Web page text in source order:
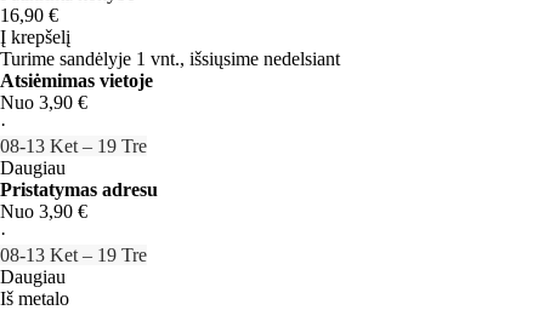
16,90 €
Į krepšelį
Turime sandėlyje 1 vnt., išsiųsime nedelsiant
Atsiėmimas vietoje
Nuo 3,90 €
·
08‑13 Ket – 19 Tre
Daugiau
Pristatymas adresu
Nuo 3,90 €
·
08‑13 Ket – 19 Tre
Daugiau
Iš metalo